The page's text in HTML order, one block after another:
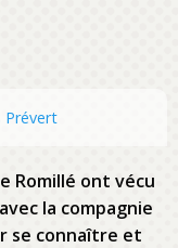
Prévert
Romillé ont vécu
la compagnie
se connaître et